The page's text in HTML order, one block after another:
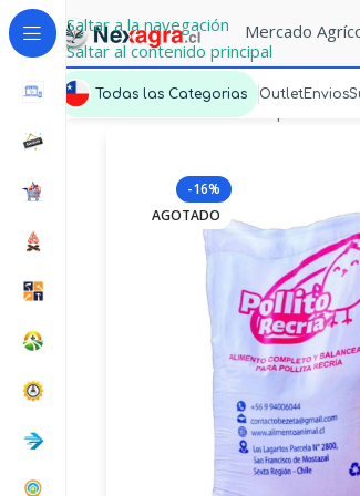
Saltar a la navegación
Saltar al contenido principal
Mercado
Todas las Categorias Outlet Envios
Mercado Express
-16%
AGOTADO